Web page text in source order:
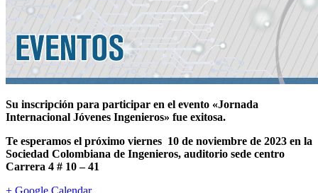
Su inscripción para participar en el evento «Jornada
Internacional Jóvenes Ingenieros» fue exitosa.
Te esperamos el próximo viernes 10 de noviembre de 2023 en la
Sociedad Colombiana de Ingenieros, auditorio sede centro
Carrera 4 # 10 – 41
+ Google Calendar